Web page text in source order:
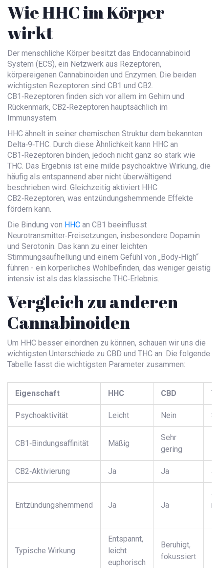
Wie HHC im Körper
wirkt
Der menschliche Körper besitzt das Endocannabinoid
System (ECS), ein Netzwerk aus Rezeptoren,
körpereigenen Cannabinoiden und Enzymen. Die beiden
wichtigsten Rezeptoren sind CB1 und CB2.
CB1‑Rezeptoren finden sich vor allem im Gehirn und
Rückenmark, CB2‑Rezeptoren hauptsächlich im
Immunsystem.
HHC ähnelt in seiner chemischen Struktur dem bekannten
Delta‑9‑THC. Durch diese Ähnlichkeit kann HHC an
CB1‑Rezeptoren binden, jedoch nicht ganz so stark wie
THC. Das Ergebnis ist eine milde psychoaktive Wirkung, die
häufig als entspannend aber nicht überwältigend
beschrieben wird. Gleichzeitig aktiviert HHC
CB2‑Rezeptoren, was entzündungshemmende Effekte
fördern kann.
Die Bindung von HHC an CB1 beeinflusst
Neurotransmitter‑Freisetzungen, insbesondere Dopamin
und Serotonin. Das kann zu einer leichten
Stimmungsaufhellung und einem Gefühl von „Body‑High“
führen - ein körperliches Wohlbefinden, das weniger geistig
intensiv ist als das klassische THC‑Erlebnis.
Vergleich zu anderen
Cannabinoiden
Um HHC besser einordnen zu können, schauen wir uns die
wichtigsten Unterschiede zu CBD und THC an. Die folgende
Tabelle fasst die wichtigsten Parameter zusammen:
Eigenschaft HHC CBD
Psychoaktivität Leicht Nein
CB1‑Bindungsaffinität Mäßig
Sehr
gering
CB2‑Aktivierung Ja Ja Ja
Entzündungshemmend Ja Ja
Typische Wirkung
Entspannt,
leicht
euphorisch
Beruhigt,
fokussiert